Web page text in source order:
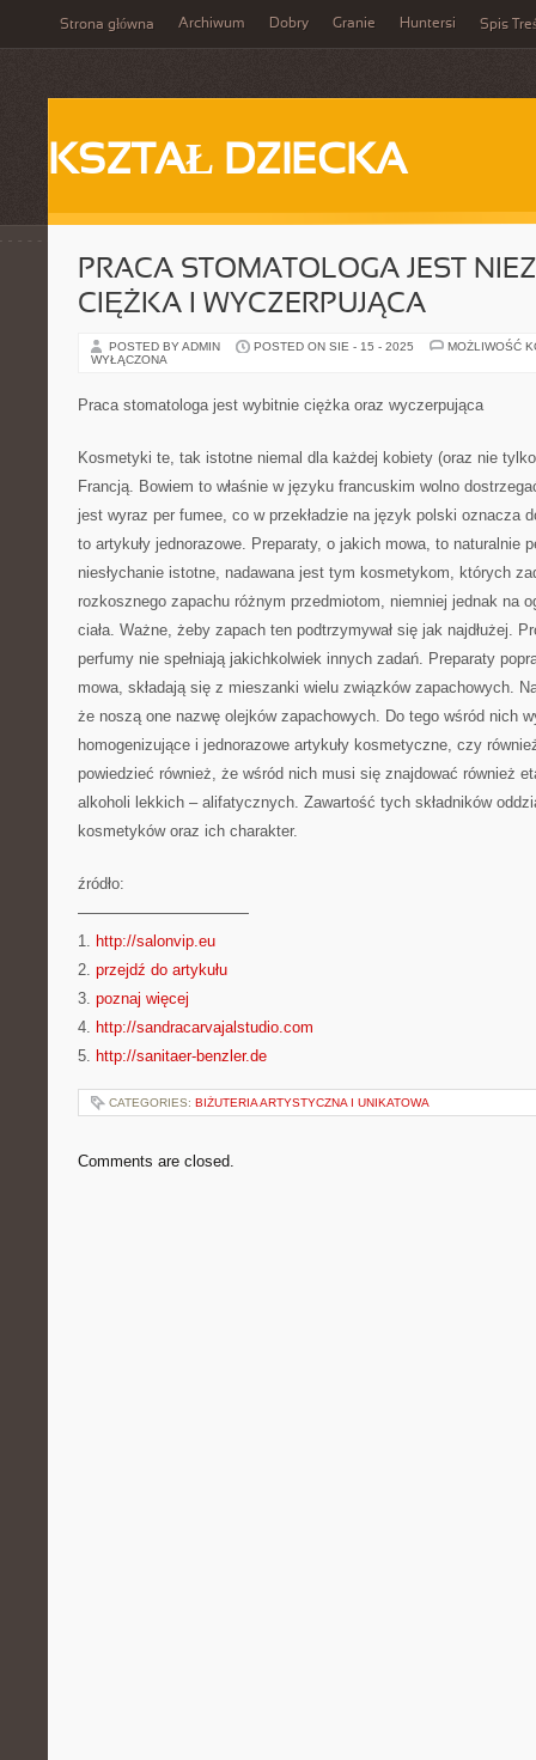
Strona główna Archiwum Dobry Granie Huntersi Spis
KSZTAŁ DZIECKA
PRACA STOMATOLOGA JEST
CIĘŻKA I WYCZERPUJĄCA
POSTED BY ADMIN POSTED ON SIE - 15 - 2025
MOŻLIWOŚĆ
WYŁĄCZONA
Praca stomatologa jest wybitnie ciężka oraz wyczerpująca
Kosmetyki te, tak istotne niemal dla każdej kobiety (oraz nie
Francją. Bowiem to właśnie w języku francuskim wolno
jest wyraz per fumee, co w przekładzie na język polski oznacza
to artykuły jednorazowe. Preparaty, o jakich mowa, to naturalnie
niesłychanie istotne, nadawana jest tym kosmetykom, których
rozkosznego zapachu różnym przedmiotom, niemniej jednak na
ciała. Ważne, żeby zapach ten podtrzymywał się jak najdłużej.
perfumy nie spełniają jakichkolwiek innych zadań. Preparaty
mowa, składają się z mieszanki wielu związków zapachowych.
że noszą one nazwę olejków zapachowych. Do tego wśród nich
homogenizujące i jednorazowe artykuły kosmetyczne, czy
powiedzieć również, że wśród nich musi się znajdować również
alkoholi lekkich – alifatycznych. Zawartość tych składników
kosmetyków oraz ich charakter.
źródło:
———————————
1. http://salonvip.eu
2. przejdź do artykułu
3. poznaj więcej
4. http://sandracarvajalstudio.com
5. http://sanitaer-benzler.de
CATEGORIES: BIŻUTERIA ARTYSTYCZNA I UNIKATOWA
Comments are closed.